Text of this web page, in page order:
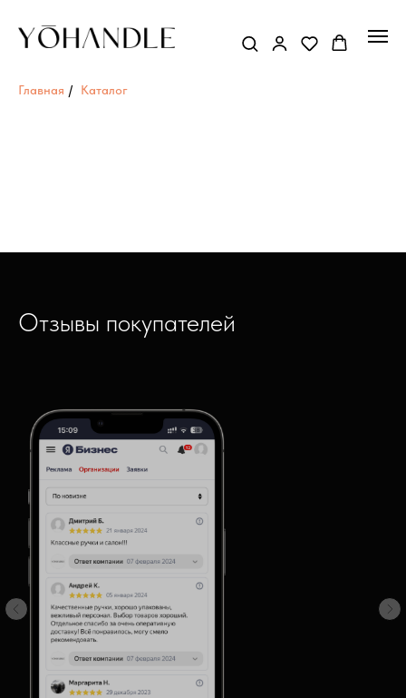
Главная / Каталог
Отзывы покупателей